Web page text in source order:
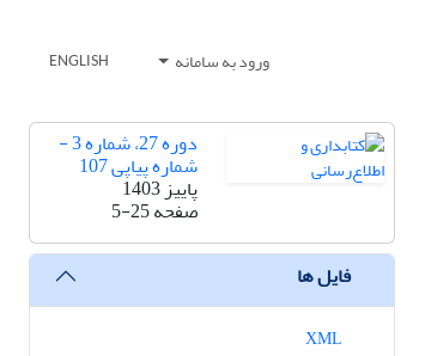
ورود به سامانه ENGLISH
دوره 27، شماره 3 -
شماره پیاپی 107
پاییز 1403
صفحه5-25
فایل ها